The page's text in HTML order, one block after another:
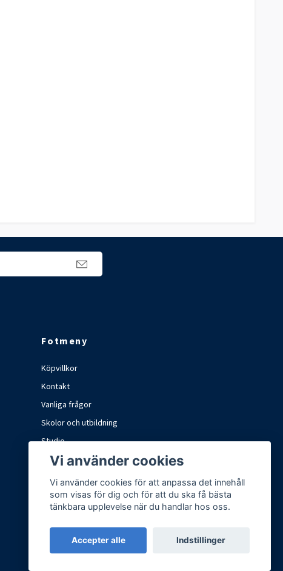
Fotmeny
Köpvillkor
Kontakt
Vanliga frågor
Skolor och utbildning
Studio
Marknader och mässor
Vi använder cookies
Vi använder cookies för att anpassa det innehåll
som visas för dig och för att du ska få bästa
tänkbara upplevelse när du handlar hos oss.
Accepter alle Indstillinger